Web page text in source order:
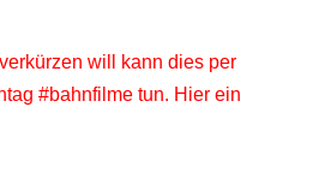
will kann dies per
#bahnfilme tun. Hier ein